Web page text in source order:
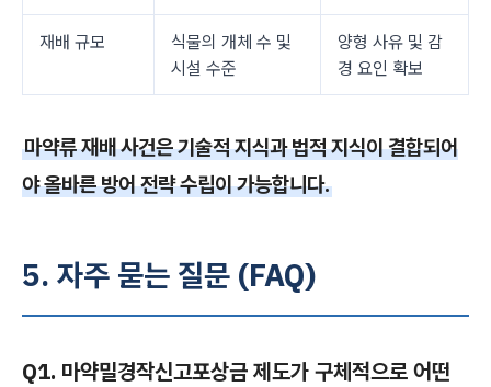
재배 규모
식물의 개체 수 및
시설 수준
양형 사유 및 감
경 요인 확보
마약류 재배 사건은 기술적 지식과 법적 지식이 결합되어
야 올바른 방어 전략 수립이 가능합니다.
5. 자주 묻는 질문 (FAQ)
Q1. 마약밀경작신고포상금 제도가 구체적으로 어떤